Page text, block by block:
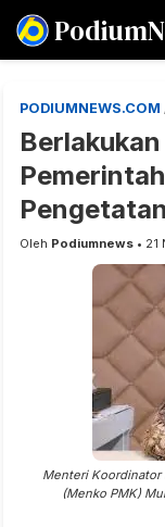
PODIUMNEWS.COM
Oleh Podiumnews •
Menteri Koordinator
(Menko PMK)